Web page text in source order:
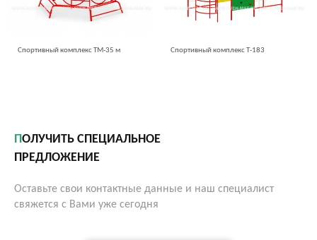
Спортивный комплекс ТМ-35 м Спортивный комплекс Т-183
ПОЛУЧИТЬ СПЕЦИАЛЬНОЕ
ПРЕДЛОЖЕНИЕ
Оставьте свои контактные данные и наш специалист
свяжется с Вами уже сегодня